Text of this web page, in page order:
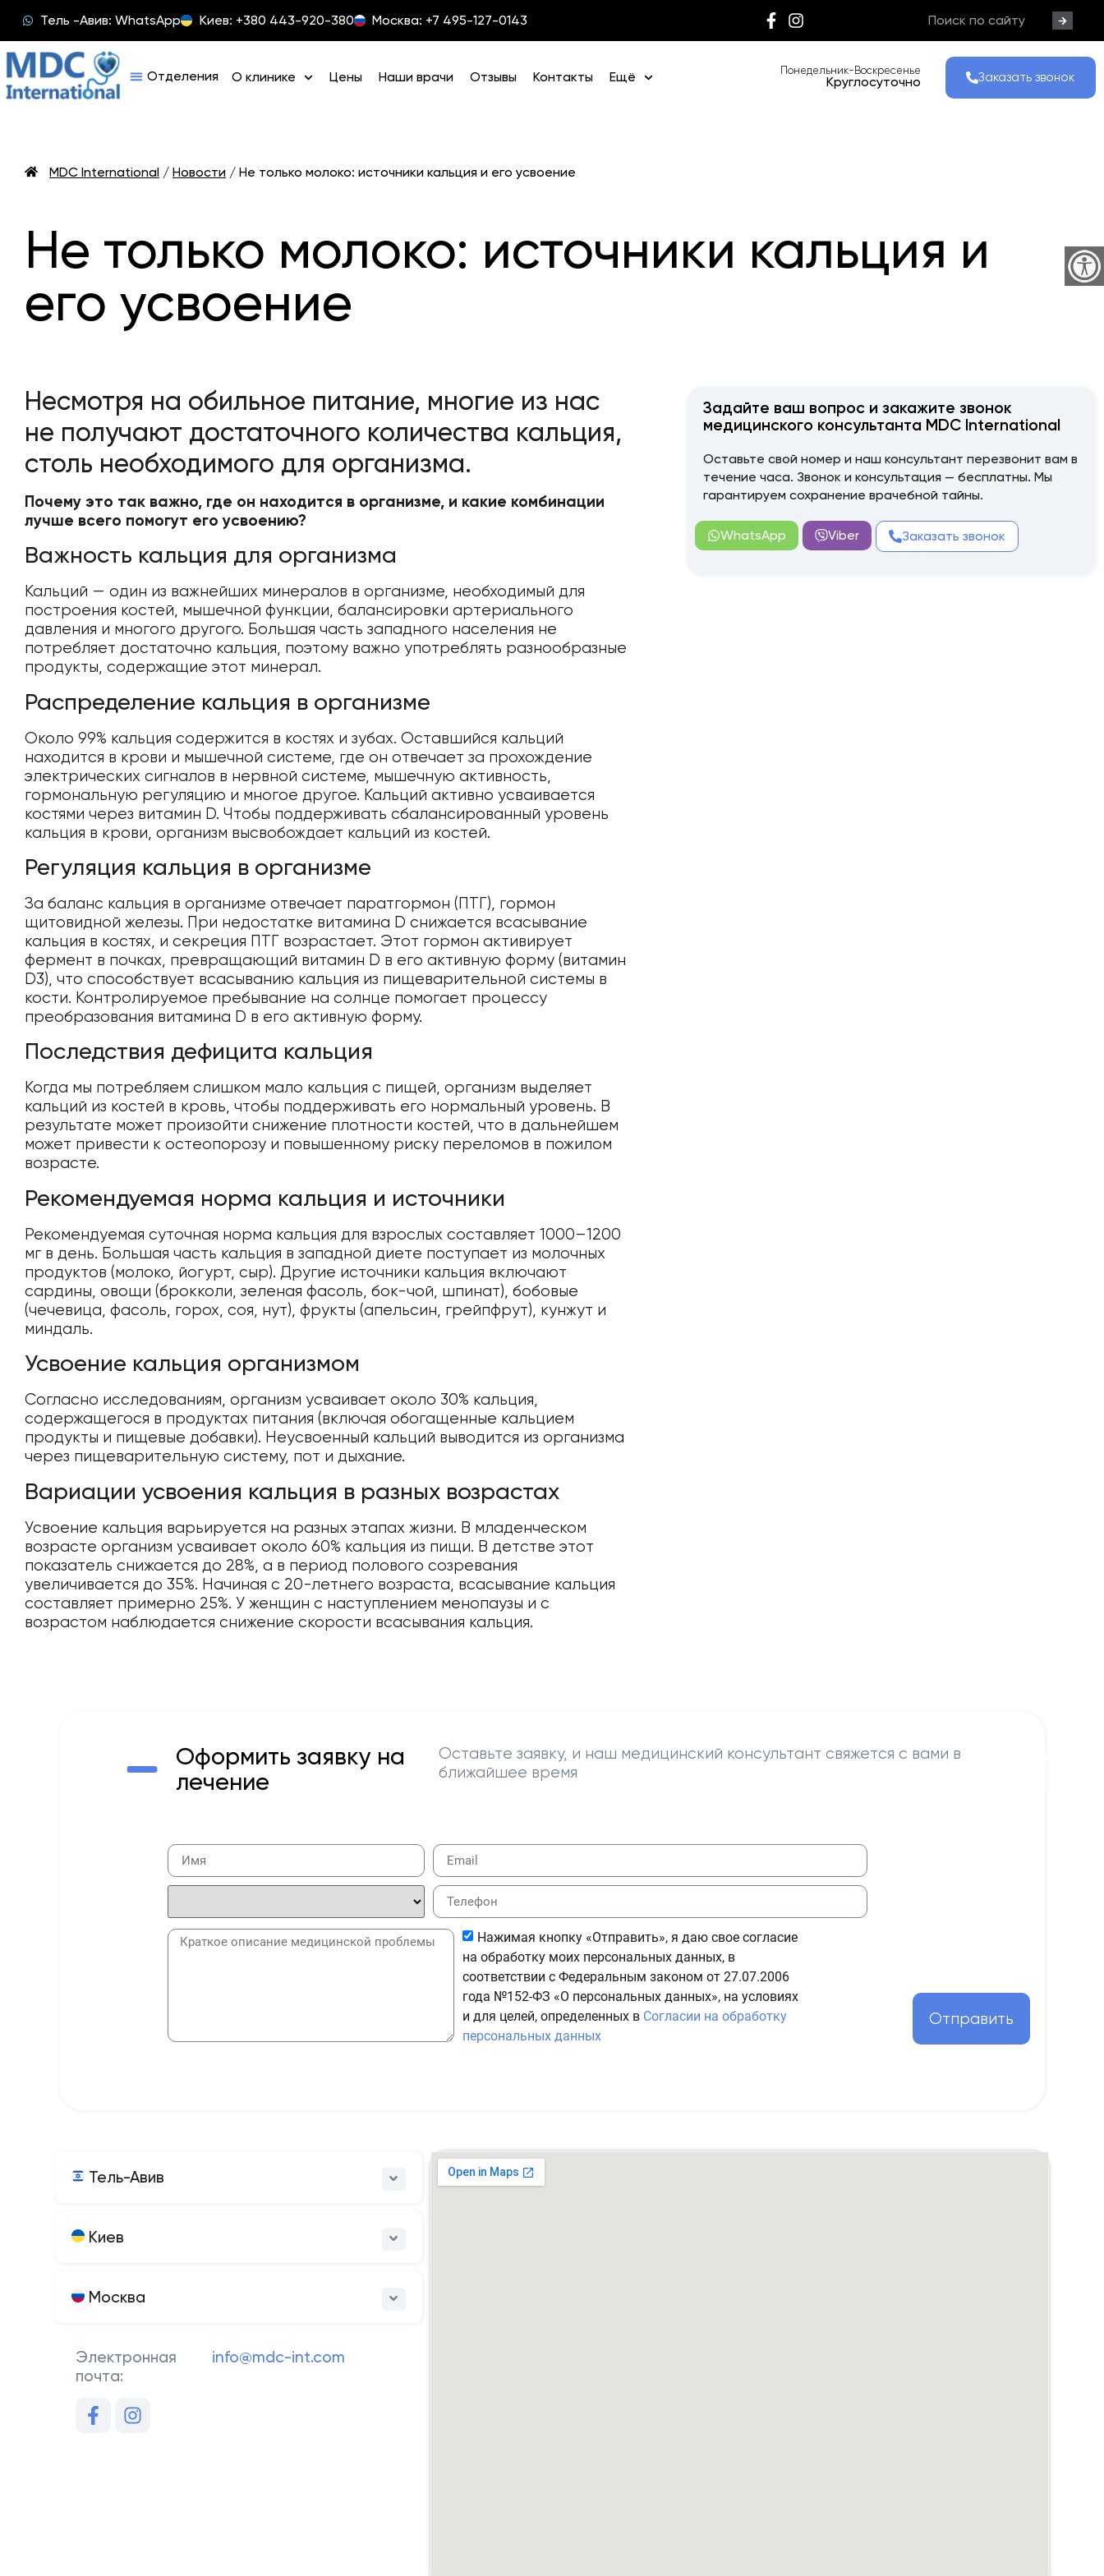
Тель -Авив: WhatsApp Киев: +380 443-920-380 Москва: +7 495-127-0143
О клинике Цены Наши врачи Отзывы Контакты Ещё Понедельник-Воскресенье
Круглосуточно Заказать звонок
MDC International / Новости / Не только молоко: источники кальция и его усвоение
Не только молоко: источники кальция и
его усвоение
Несмотря на обильное питание, многие из нас
не получают достаточного количества кальция,
столь необходимого для организма.
Почему это так важно, где он находится в организме, и какие комбинации
лучше всего помогут его усвоению?
Важность кальция для организма
Кальций — один из важнейших минералов в организме, необходимый для
построения костей, мышечной функции, балансировки артериального
давления и многого другого. Большая часть западного населения не
потребляет достаточно кальция, поэтому важно употреблять разнообразные
продукты, содержащие этот минерал.
Распределение кальция в организме
Около 99% кальция содержится в костях и зубах. Оставшийся кальций
находится в крови и мышечной системе, где он отвечает за прохождение
электрических сигналов в нервной системе, мышечную активность,
гормональную регуляцию и многое другое. Кальций активно усваивается
костями через витамин D. Чтобы поддерживать сбалансированный уровень
кальция в крови, организм высвобождает кальций из костей.
Регуляция кальция в организме
За баланс кальция в организме отвечает паратгормон (ПТГ), гормон
щитовидной железы. При недостатке витамина D снижается всасывание
кальция в костях, и секреция ПТГ возрастает. Этот гормон активирует
фермент в почках, превращающий витамин D в его активную форму (витамин
D3), что способствует всасыванию кальция из пищеварительной системы в
кости. Контролируемое пребывание на солнце помогает процессу
преобразования витамина D в его активную форму.
Последствия дефицита кальция
Когда мы потребляем слишком мало кальция с пищей, организм выделяет
кальций из костей в кровь, чтобы поддерживать его нормальный уровень. В
результате может произойти снижение плотности костей, что в дальнейшем
может привести к остеопорозу и повышенному риску переломов в пожилом
возрасте.
Рекомендуемая норма кальция и источники
Рекомендуемая суточная норма кальция для взрослых составляет 1000–1200
мг в день. Большая часть кальция в западной диете поступает из молочных
продуктов (молоко, йогурт, сыр). Другие источники кальция включают
сардины, овощи (брокколи, зеленая фасоль, бок-чой, шпинат), бобовые
(чечевица, фасоль, горох, соя, нут), фрукты (апельсин, грейпфрут), кунжут и
миндаль.
Усвоение кальция организмом
Согласно исследованиям, организм усваивает около 30% кальция,
содержащегося в продуктах питания (включая обогащенные кальцием
продукты и пищевые добавки). Неусвоенный кальций выводится из организма
через пищеварительную систему, пот и дыхание.
Вариации усвоения кальция в разных возрастах
Усвоение кальция варьируется на разных этапах жизни. В младенческом
возрасте организм усваивает около 60% кальция из пищи. В детстве этот
показатель снижается до 28%, а в период полового созревания
увеличивается до 35%. Начиная с 20-летнего возраста, всасывание кальция
составляет примерно 25%. У женщин с наступлением менопаузы и с
возрастом наблюдается снижение скорости всасывания кальция.
Задайте ваш вопрос и закажите звонок
медицинского консультанта MDC International
Оставьте свой номер и наш консультант перезвонит вам в
течение часа. Звонок и консультация — бесплатны. Мы
гарантируем сохранение врачебной тайны.
WhatsApp Viber Заказать звонок
Оформить заявку на
лечение
Оставьте заявку, и наш медицинский консультант свяжется с вами в
ближайшее время
Нажимая кнопку «Отправить», я даю свое согласие
на обработку моих персональных данных, в
соответствии с Федеральным законом от 27.07.2006
года №152-ФЗ «О персональных данных», на условиях
и для целей, определенных в Согласии на обработку
персональных данных
Отправить
Тель-Авив
Киев
Москва
Электронная
почта:
info@mdc-int.com